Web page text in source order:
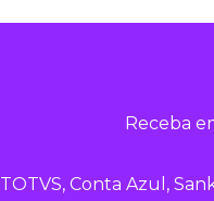
Receba
TOTVS, Conta Azul,